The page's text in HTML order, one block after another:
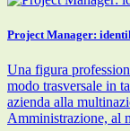
Project Manager:
Una figura
modo trasversale in
azienda alla
Amministrazione, al